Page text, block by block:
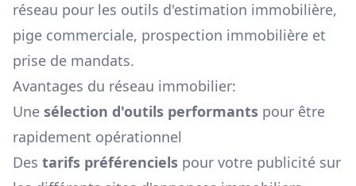
réseau pour les outils d'estimation immobilière,
pige commerciale, prospection immobilière et
prise de mandats.
Avantages du réseau immobilier:
Une sélection d'outils performants pour être
rapidement opérationnel
Des tarifs préférenciels pour votre publicité sur